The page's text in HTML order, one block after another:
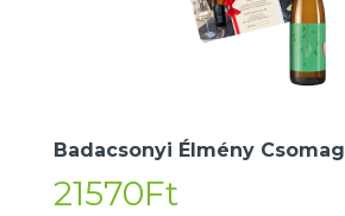
Badacsonyi Élmény Csomag
21570Ft